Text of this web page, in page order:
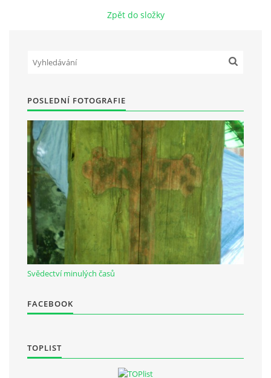
Občanská vzdělávací jednota "Komenský" v Choceradech z.s.
Chocerady 4
257 24 Chocerady
IČ: 498 28 614
Kontaktní osoba:
Mgr. Miroslava Cinkeisová
723 967 851
© 2026 eStránky.cz |RSS
Zpět do složky
POSLEDNÍ FOTOGRAFIE
Svědectví minulých časů
FACEBOOK
TOPLIST